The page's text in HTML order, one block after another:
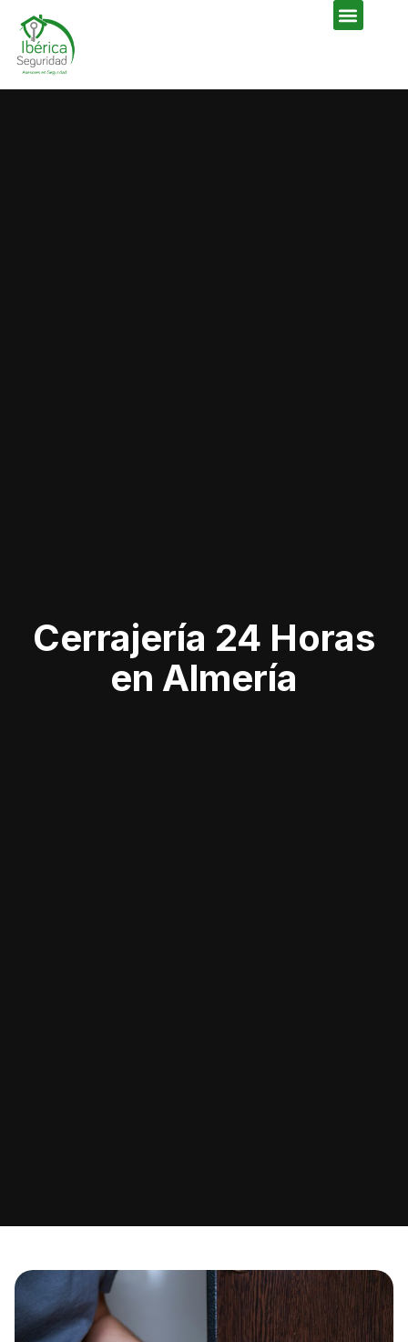
Cerrajería 24 Horas
en Almería